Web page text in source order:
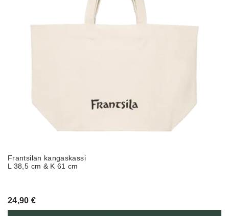
Frantsilan kangaskassi
L 38,5 cm & K 61 cm
24,90€